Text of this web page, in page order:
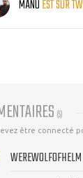
MANUEST SUR
(5)
être connecté
WEREWOLFOFHELM